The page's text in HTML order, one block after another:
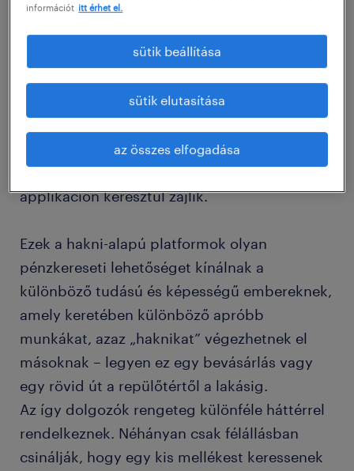
szerinti, kortárs vagy platform gazdaságnak”
Uber, a TaskRabbit, az Airbnb, a Handy, a
economy olyan digitális piactereken
működik, ahol a fizetés és az értékelés
applikáción keresztül zajlik.
Ezek a hakni-alapú platformok olyan
pénzkereseti lehetőséget kínálnak a
különböző tudású és képességű embereknek,
amely keretében különböző apróbb
munkákat, azaz „haknikat” végezhetnek el
másoknak – legyen ez egy bevásárlás vagy
egy rövid út a repülőtértől a lakásig.
Az így dolgozók rengeteg különféle háttérrel
rendelkeznek. Néhányan csak félállásban
csinálják, hogy egy kis mellékest keressenek
információt itt érhet el.
sütik beállítása
sütik elutasítása
az összes elfogadása